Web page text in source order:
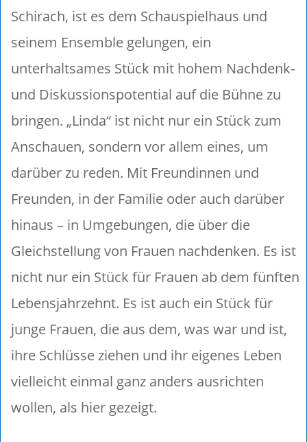
Schirach, ist es dem Schauspielhaus und
seinem Ensemble gelungen, ein
unterhaltsames Stück mit hohem Nachdenk-
und Diskussionspotential auf die Bühne zu
bringen. „Linda“ ist nicht nur ein Stück zum
Anschauen, sondern vor allem eines, um
darüber zu reden. Mit Freundinnen und
Freunden, in der Familie oder auch darüber
hinaus – in Umgebungen, die über die
Gleichstellung von Frauen nachdenken. Es ist
nicht nur ein Stück für Frauen ab dem fünften
Lebensjahrzehnt. Es ist auch ein Stück für
junge Frauen, die aus dem, was war und ist,
ihre Schlüsse ziehen und ihr eigenes Leben
vielleicht einmal ganz anders ausrichten
wollen, als hier gezeigt.